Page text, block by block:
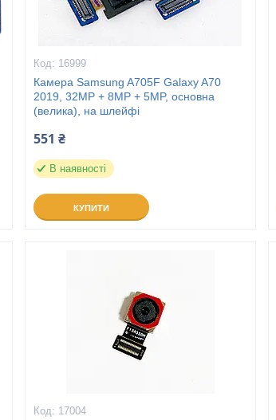
16999
Камера Samsung A705F Galaxy A70
2019, 32MP + 8MP + 5MP, основна
(велика), на шлейфі
551 ₴
В наявності
КУПИТИ
17004